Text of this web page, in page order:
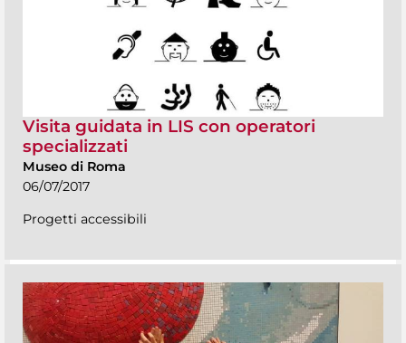
Visita guidata in LIS con operatori
specializzati
Museo di Roma
06/07/2017
Progetti accessibili